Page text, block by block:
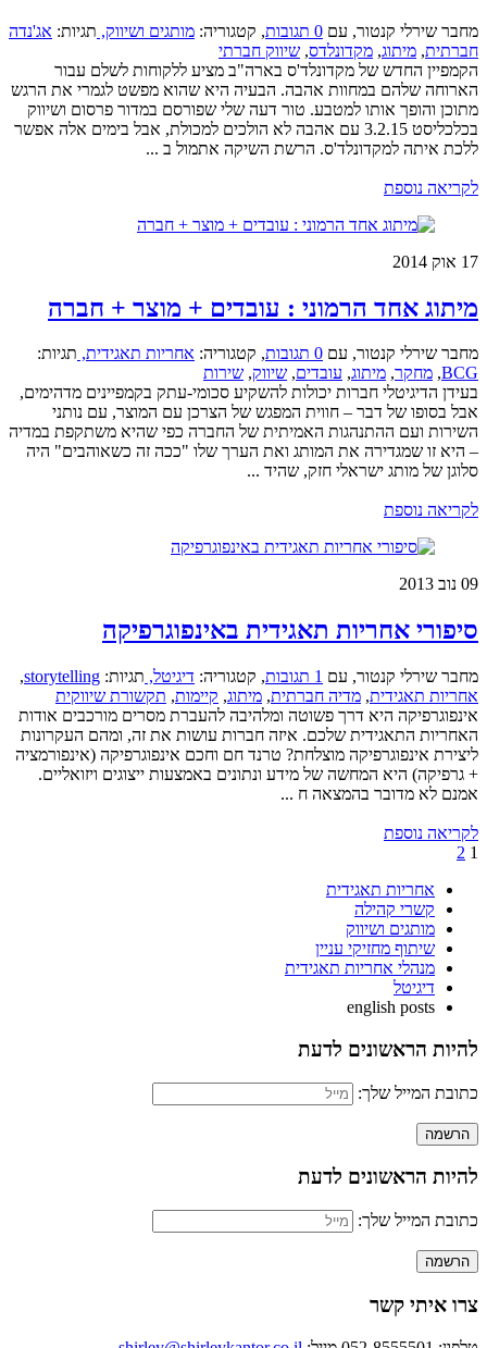
מחבר שירלי קנטור, עם 0 תגובות , קטגוריה: מותגים ושיווק, תגיות: אג'נדה
חברתית, מיתוג, מקדונלדס, שיווק חברתי
הקמפיין החדש של מקדונלד'ס בארה"ב מציע ללקוחות לשלם עבור
הארוחה שלהם במחוות אהבה. הבעיה היא שהוא מפשט לגמרי את הרגש
מתוכן והופך אותו למטבע. טור דעה שלי שפורסם במדור פרסום ושיווק
בכלכליסט 3.2.15 עם אהבה לא הולכים למכולת, אבל בימים אלה אפשר
ללכת איתה למקדונלד'ס. הרשת השיקה אתמול ב ...
לקריאה נוספת
17 אוק 2014
מיתוג אחד הרמוני : עובדים + מוצר + חברה
מחבר שירלי קנטור, עם 0 תגובות , קטגוריה: אחריות תאגידית, תגיות:
BCG
, מחקר, מיתוג, עובדים, שיווק, שירות
בעידן הדיגיטלי חברות יכולות להשקיע סכומי-עתק בקמפיינים מדהימים,
אבל בסופו של דבר – חווית המפגש של הצרכן עם המוצר, עם נותני
השירות ועם ההתנהגות האמיתית של החברה כפי שהיא משתקפת במדיה
– היא זו שמגדירה את המותג ואת הערך שלו "ככה זה כשאוהבים" היה
סלוגן של מותג ישראלי חזק, שהיד ...
לקריאה נוספת
09 נוב 2013
סיפורי אחריות תאגידית באינפוגרפיקה
מחבר שירלי קנטור, עם 1 תגובות , קטגוריה: דיגיטל, תגיות: storytelling
,
אחריות תאגידית, מדיה חברתית, מיתוג, קיימות, תקשורת שיווקית
אינפוגרפיקה היא דרך פשוטה ומלהיבה להעברת מסרים מורכבים אודות
האחריות התאגידית שלכם. איזה חברות עושות את זה, ומהם העקרונות
ליצירת אינפוגרפיקה מוצלחת? טרנד חם וחכם אינפוגרפיקה (אינפורמציה
+ גרפיקה) היא המחשה של מידע ונתונים באמצעות ייצוגים ויזואליים.
אמנם לא מדובר בהמצאה ח ...
לקריאה נוספת
1
2
אחריות תאגידית
קשרי קהילה
מותגים ושיווק
שיתוף מחזיקי עניין
מנהלי אחריות תאגידית
דיגיטל
english posts
להיות הראשונים לדעת
כתובת המייל שלך:
להיות הראשונים לדעת
כתובת המייל שלך:
צרו איתי קשר